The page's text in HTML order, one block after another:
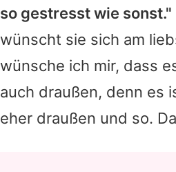
so gestresst wie sonst."
wünscht sie sich am
wünsche ich mir, dass
auch draußen, denn es
eher draußen und so.